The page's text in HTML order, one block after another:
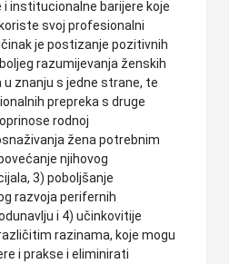
i institucionalne barijere koje
svoj profesionalni
je postizanje pozitivnih
razumijevanja ženskih
znanju s jedne strane, te
prepreka s druge
rodnoj
žena potrebnim
njihovog
3) poboljšanje
razvoja perifernih
i 4) učinkovitije
razinama, koje mogu
i prakse i eliminirati